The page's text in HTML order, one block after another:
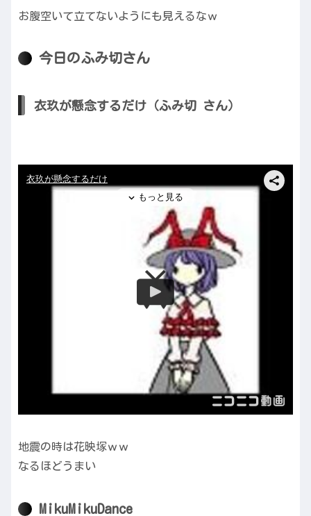
お腹空いて立てないようにも見えるなｗ
今日のふみ切さん
衣玖が懸念するだけ（ふみ切 さん）
地震の時は花映塚ｗｗ
なるほどうまい
MikuMikuDance